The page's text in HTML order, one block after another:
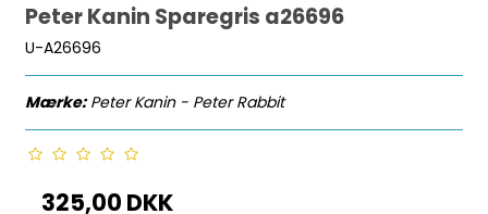
Peter Kanin Sparegris a26696
U-A26696
Mærke:Peter Kanin - Peter Rabbit
325,00 DKK